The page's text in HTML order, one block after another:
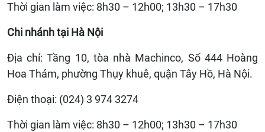
Thời gian làm việc: 8h30 – 12h00; 13h30 – 17h30
Chi nhánh tại Hà Nội
Địa chỉ: Tầng 10, tòa nhà Machinco, Số 444 Hoàng
Hoa Thám, phường Thụy khuê, quận Tây Hồ, Hà Nội.
Điện thoại: (024) 3 974 3274
Thời gian làm việc: 8h30 – 12h00; 13h30 – 17h30